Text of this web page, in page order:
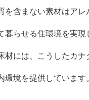
を含まない素材はアレ
暮らせる住環境を実現
材には、こうしたカナ
環境を提供しています